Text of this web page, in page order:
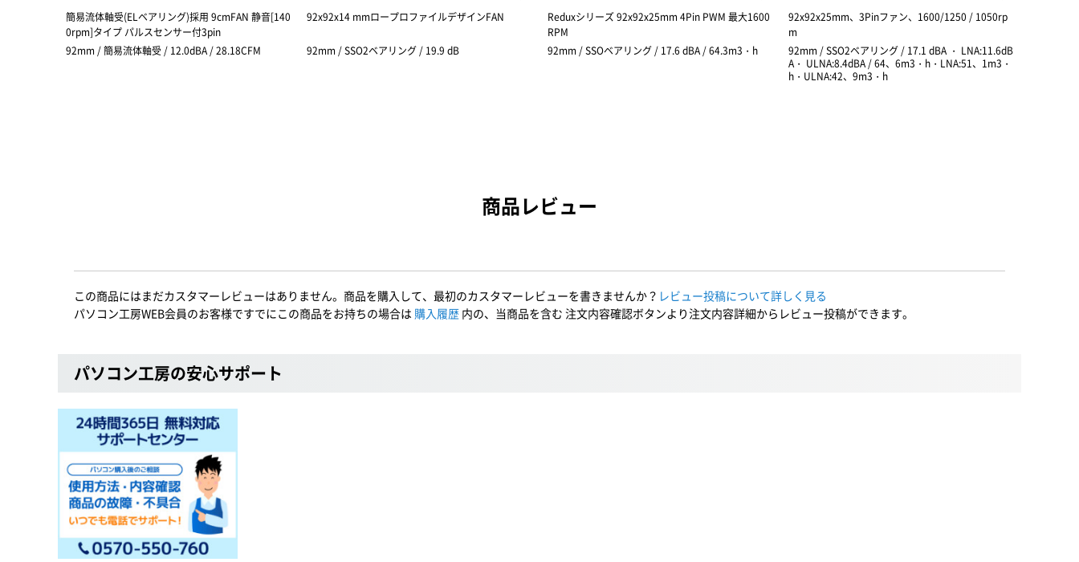
簡易流体軸受(ELベアリング)採用 9cmFAN 静音[140
0rpm]タイプ パルスセンサー付3pin
92mm / 簡易流体軸受 / 12.0dBA / 28.18CFM
92x92x14 mmロープロファイルデザインFAN
92mm / SSO2ベアリング / 19.9 dB
Reduxシリーズ 92x92x25mm 4Pin PWM 最大1600
RPM
92mm / SSOベアリング / 17.6 dBA / 64.3m3・h
92x92x25mm、3Pinファン、1600/1250 / 1050rp
m
92mm / SSO2ベアリング / 17.1 dBA ・ LNA:11.6dB
A・ ULNA:8.4dBA / 64、6m3・h・LNA:51、1m3・
h・ULNA:42、9m3・h
商品レビュー
この商品にはまだカスタマーレビューはありません。商品を購入して、最初のカスタマーレビューを書きませんか？ レビュー投稿について詳しく見る
パソコン工房WEB会員のお客様ですでにこの商品をお持ちの場合は 購入履歴 内の、当商品を含む 注文内容確認ボタンより注文内容詳細からレビュー投稿ができます。
パソコン工房の安心サポート